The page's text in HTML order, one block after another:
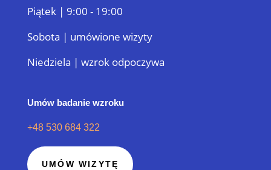
Piątek | 9:00 - 19:00
Sobota | umówione wizyty
Niedziela | wzrok odpoczywa
Umów badanie wzroku
+48 530 684 322
UMÓW WIZYTĘ